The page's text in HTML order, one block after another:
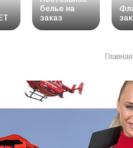
белье на
заказ
Главная